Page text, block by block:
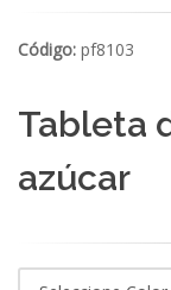
Código: pf8103
Tableta
azúcar